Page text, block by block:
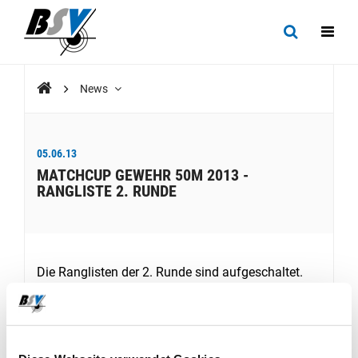
News
05.06.13
MATCHCUP GEWEHR 50M 2013 -
RANGLISTE 2. RUNDE
Die Ranglisten der 2. Runde sind aufgeschaltet.
Der Final findet am 29. Juni 2013 in Domat/Ems
statt.